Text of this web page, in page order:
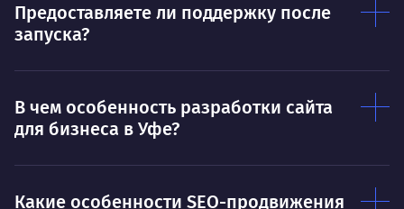
Предоставляете ли поддержку после
запуска?
В чем особенность разработки сайта
для бизнеса в Уфе?
Какие особенности SEO-продвижения